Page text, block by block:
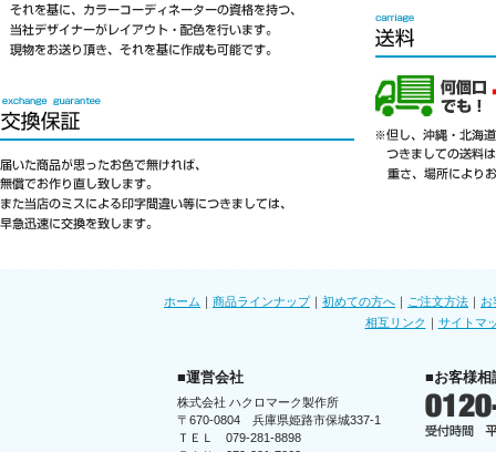
ホーム ｜ 商品ラインナップ｜ 初めての方へ ｜ ご注文方法 ｜ お
相互リンク ｜ サイトマ
■運営会社
株式会社 ハクロマーク製作所
〒670-0804 兵庫県姫路市保城337-1
ＴＥＬ 079-281-8898
■お客様相